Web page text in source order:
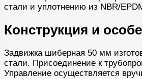
стали и уплотнению из NBR/
Конструкция и
Задвижка шиберная 50 мм
стали. Присоединение к
Управление осуществляется